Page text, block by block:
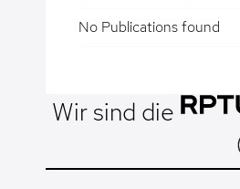
No Publications found
Wir sind die